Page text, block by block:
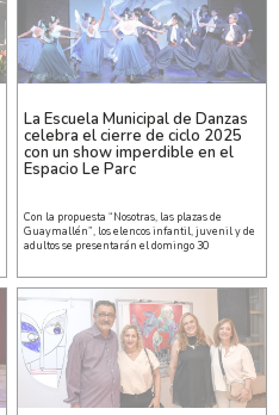
La Escuela Municipal de Danzas
celebra el cierre de ciclo 2025
con un show imperdible en el
Espacio Le Parc
Con la propuesta “Nosotras, las plazas de
Guaymallén”, los elencos infantil, juvenil y de
adultos se presentarán el domingo 30